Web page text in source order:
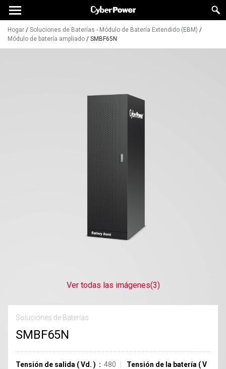
Hogar / Soluciones de Baterías - Módulo de Batería Extendido (EBM) /
Módulo de batería ampliado / SMBF65N
Ver todas las imágenes(3)
Soluciones de Baterías
SMBF65N
Tensión de salida (Vd. ) 480 Tensión de la batería (V